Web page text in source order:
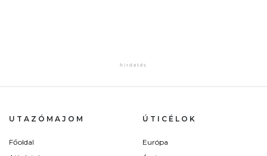
UTAZÓMAJOM
Főoldal
ÚTICÉLOK
Európa